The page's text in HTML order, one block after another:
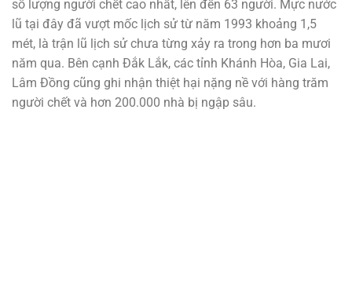
số lượng người chết cao nhất, lên đến 63 người. Mực nước
lũ tại đây đã vượt mốc lịch sử từ năm 1993 khoảng 1,5
mét, là trận lũ lịch sử chưa từng xảy ra trong hơn ba mươi
năm qua. Bên cạnh Đắk Lắk, các tỉnh Khánh Hòa, Gia Lai,
Lâm Đồng cũng ghi nhận thiệt hại nặng nề với hàng trăm
người chết và hơn 200.000 nhà bị ngập sâu.